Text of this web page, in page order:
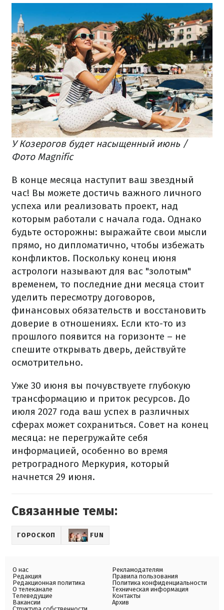
У Козерогов будет насыщенный июнь /
Фото Magnific
В конце месяца наступит ваш звездный
час! Вы можете достичь важного личного
успеха или реализовать проект, над
которым работали с начала года. Однако
будьте осторожны: выражайте свои мысли
прямо, но дипломатично, чтобы избежать
конфликтов. Поскольку конец июня
астрологи называют для вас "золотым"
временем, то последние дни месяца стоит
уделить пересмотру договоров,
финансовых обязательств и восстановить
доверие в отношениях. Если кто-то из
прошлого появится на горизонте – не
спешите открывать дверь, действуйте
осмотрительно.
Уже 30 июня вы почувствуете глубокую
трансформацию и приток ресурсов. До
июля 2027 года ваш успех в различных
сферах может сохраниться. Совет на конец
месяца: не перегружайте себя
информацией, особенно во время
ретроградного Меркурия, который
начнется 29 июня.
Связанные темы:
ГОРОСКОП FUN
О нас
Редакция
Редакционная политика
О телеканале
Телеведущие
Вакансии
Рекламодателям
Правила пользования
Политика конфиденциальности
Техническая информация
Контакты
Архив